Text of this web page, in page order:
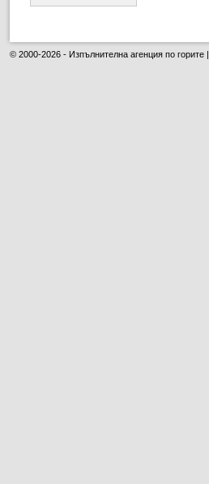
© 2000-2026 - Изпълнителна агенция по горите |